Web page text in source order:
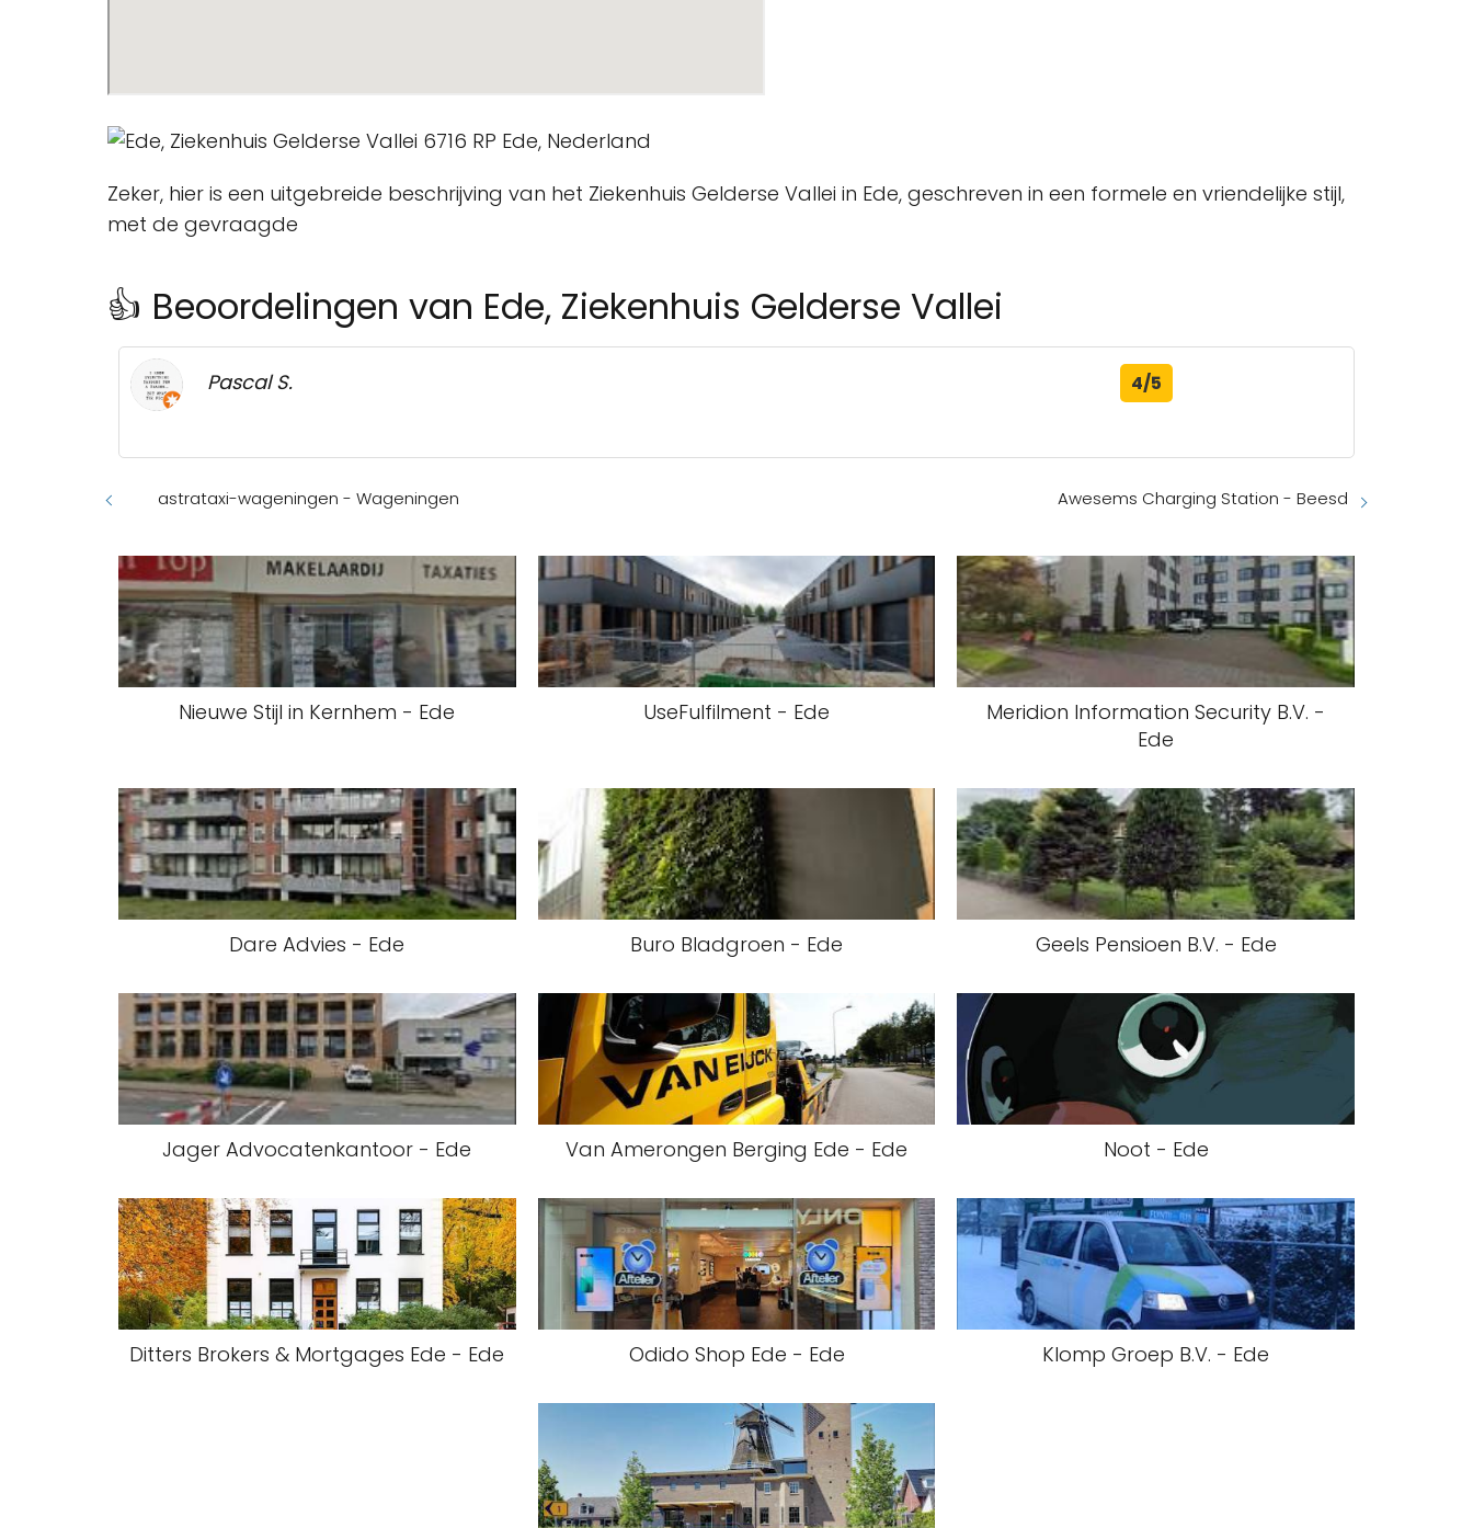
Zeker, hier is een uitgebreide beschrijving van het Ziekenhuis Gelderse Vallei in Ede, geschreven in een formele en vriendelijke stijl,
met de gevraagde
👍 Beoordelingen van Ede, Ziekenhuis Gelderse Vallei
Pascal S. 4/5
astrataxi-wageningen - Wageningen Awesems Charging Station - Beesd
Nieuwe Stijl in Kernhem - Ede UseFulfilment - Ede
Meridion Information Security B.V. -
Ede
Dare Advies - Ede Buro Bladgroen - Ede Geels Pensioen B.V. - Ede
Jager Advocatenkantoor - Ede Van Amerongen Berging Ede - Ede Noot - Ede
Ditters Brokers & Mortgages Ede - Ede Odido Shop Ede - Ede Klomp Groep B.V. - Ede